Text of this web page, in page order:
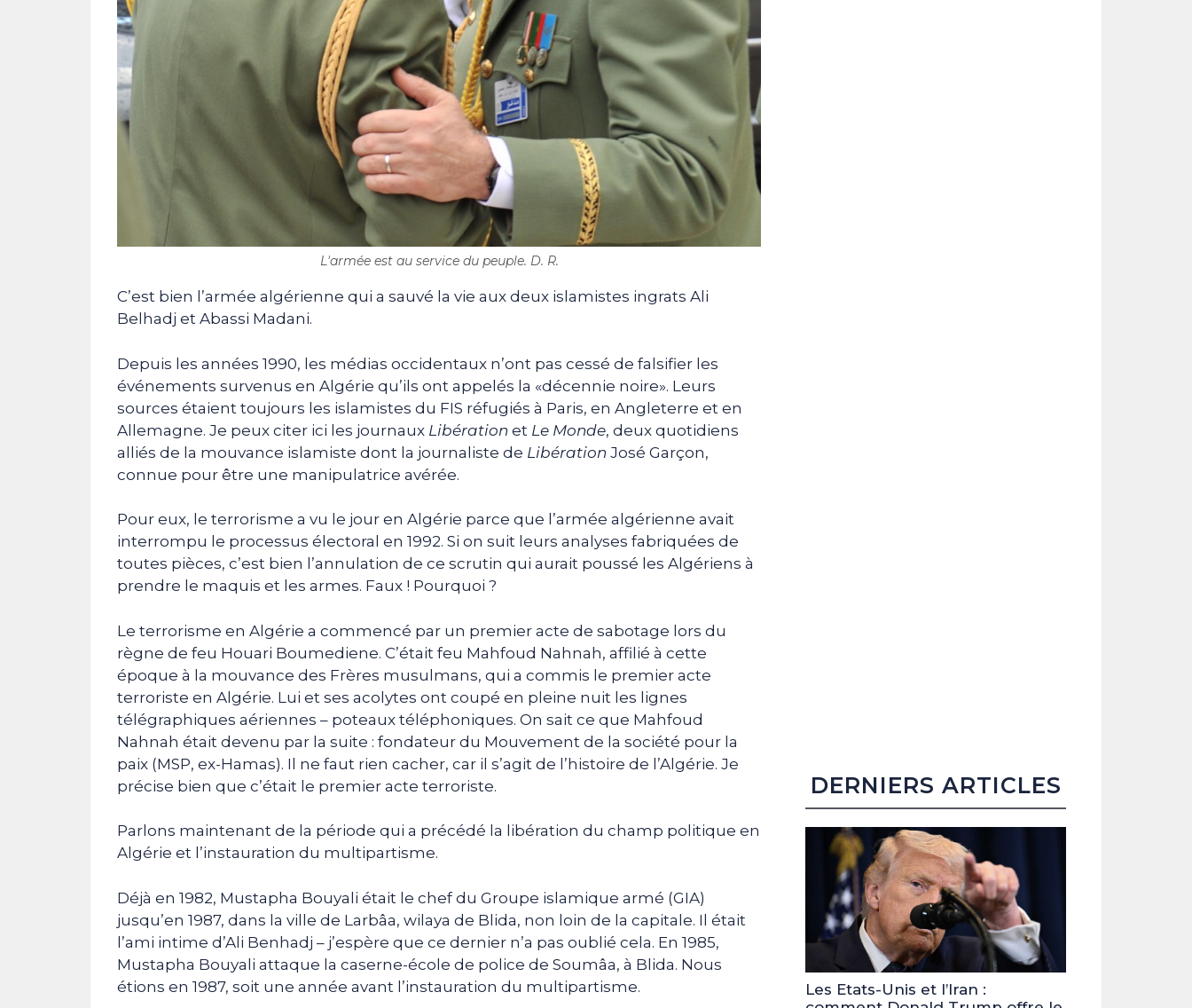
L'armée est au service du peuple. D. R.
C’est bien l’armée algérienne qui a sauvé la vie aux deux islamistes ingrats Ali
Belhadj et Abassi Madani.
Depuis les années 1990, les médias occidentaux n’ont pas cessé de falsifier les
événements survenus en Algérie qu’ils ont appelés la «décennie noire». Leurs
sources étaient toujours les islamistes du FIS réfugiés à Paris, en Angleterre et en
Allemagne. Je peux citer ici les journaux Libération et Le Monde, deux quotidiens
alliés de la mouvance islamiste dont la journaliste de Libération José Garçon,
connue pour être une manipulatrice avérée.
Pour eux, le terrorisme a vu le jour en Algérie parce que l’armée algérienne avait
interrompu le processus électoral en 1992. Si on suit leurs analyses fabriquées de
toutes pièces, c’est bien l’annulation de ce scrutin qui aurait poussé les Algériens à
prendre le maquis et les armes. Faux ! Pourquoi ?
Le terrorisme en Algérie a commencé par un premier acte de sabotage lors du
règne de feu Houari Boumediene. C’était feu Mahfoud Nahnah, affilié à cette
époque à la mouvance des Frères musulmans, qui a commis le premier acte
terroriste en Algérie. Lui et ses acolytes ont coupé en pleine nuit les lignes
télégraphiques aériennes – poteaux téléphoniques. On sait ce que Mahfoud
Nahnah était devenu par la suite : fondateur du Mouvement de la société pour la
paix (MSP, ex-Hamas). Il ne faut rien cacher, car il s’agit de l’histoire de l’Algérie. Je
précise bien que c’était le premier acte terroriste.
Parlons maintenant de la période qui a précédé la libération du champ politique en
Algérie et l’instauration du multipartisme.
Déjà en 1982, Mustapha Bouyali était le chef du Groupe islamique armé (GIA)
jusqu’en 1987, dans la ville de Larbâa, wilaya de Blida, non loin de la capitale. Il était
l’ami intime d’Ali Benhadj – j’espère que ce dernier n’a pas oublié cela. En 1985,
Mustapha Bouyali attaque la caserne-école de police de Soumâa, à Blida. Nous
étions en 1987, soit une année avant l’instauration du multipartisme.
DERNIERS ARTICLES
Les Etats-Unis et l’Iran :